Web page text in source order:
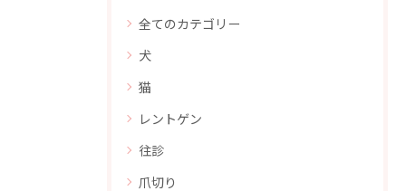
全てのカテゴリー
犬
猫
レントゲン
往診
爪切り